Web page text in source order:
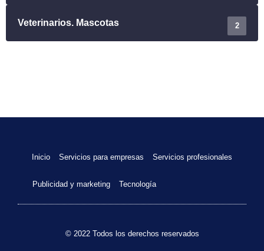
Veterinarios. Mascotas 2
Inicio Servicios para empresas Servicios profesionales
Publicidad y marketing Tecnología
© 2022 Todos los derechos reservados